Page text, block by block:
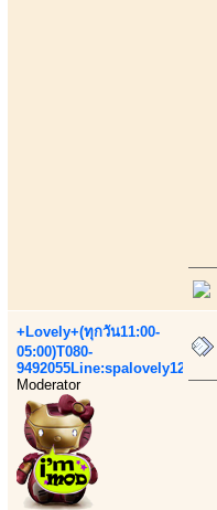
+Lovely+(ทุกวัน11:00-
05:00)T080-
9492055Line:spalovely123
Moderator